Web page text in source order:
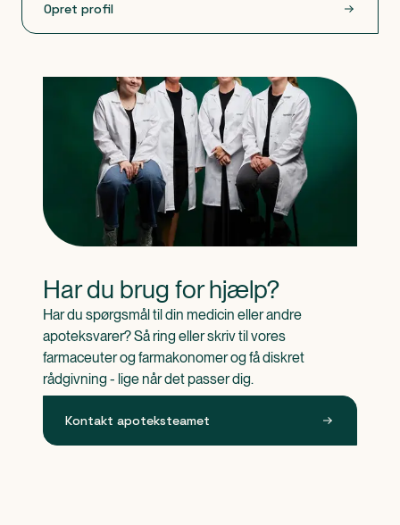
Opret profil
Har du brug for hjælp?
Har du spørgsmål til din medicin eller andre
apoteksvarer? Så ring eller skriv til vores
farmaceuter og farmakonomer og få diskret
rådgivning - lige når det passer dig.
Kontakt apoteksteamet